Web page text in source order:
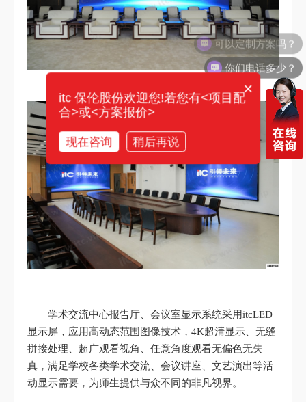
学术交流中心报告厅、会议室显示系统采用itcLED
显示屏，应用高动态范围图像技术，4K超清显示、无缝
拼接处理、超广观看视角、任意角度观看无偏色无失
真，满足学校各类学术交流、会议讲座、文艺演出等活
动显示需要，为师生提供与众不同的非凡视界。
你们电话多少？
×
itc 保伦股份欢迎您!若您有<项目配
合>或<方案报价>
现在咨询 稍后再说